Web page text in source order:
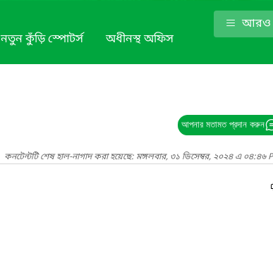
নতুন কুঁড়ি স্পোটর্স অধীনস্থ অফিস
আরও
আপনার মতামত প্রদান করুন
কনটেন্টটি শেষ হাল-নাগাদ করা হয়েছে: মঙ্গলবার, ৩১ ডিসেম্বর, ২০২৪ এ ০৪:৪৬